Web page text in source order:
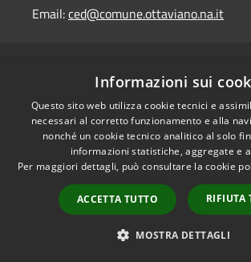
Email:ced@comune.ottaviano.na.it
Privacy
Cookie
Mappa del sito
Informazioni sui
Questo sito web utilizza cookie tecnici e
necessari al corretto funzionamento e alla
nonché un cookie tecnico analitico al solo
informazioni statistiche, aggregate e
Per maggiori dettagli, può consultare la cookie
ACCETTA TUTTO RIFIUTA
MOSTRA DETTAGLI